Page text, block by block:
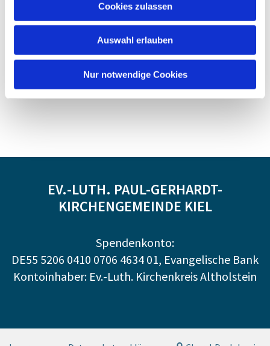
Cookies zulassen
Auswahl erlauben
Nur notwendige Cookies
EV.-LUTH. PAUL-GERHARDT-
KIRCHENGEMEINDE KIEL
Spendenkonto:
DE55 5206 0410 0706 4634 01, Evangelische Bank
Kontoinhaber: Ev.-Luth. Kirchenkreis Altholstein